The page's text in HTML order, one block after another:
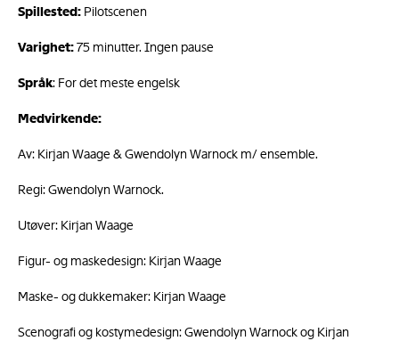
Spillested: Pilotscenen
Varighet:75 minutter. Ingen pause
Språk: For det meste engelsk
Medvirkende:
Av: Kirjan Waage & Gwendolyn Warnock m/ ensemble.
Regi: Gwendolyn Warnock.
Utøver: Kirjan Waage
Figur- og maskedesign: Kirjan Waage
Maske- og dukkemaker: Kirjan Waage
Scenografi og kostymedesign: Gwendolyn Warnock og Kirjan